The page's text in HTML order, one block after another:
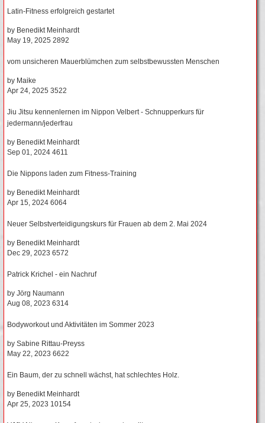
Latin-Fitness erfolgreich gestartet
by Benedikt Meinhardt
May 19, 2025 2892
vom unsicheren Mauerblümchen zum selbstbewussten Menschen
by Maike
Apr 24, 2025 3522
Jiu Jitsu kennenlernen im Nippon Velbert - Schnupperkurs für
jedermann/jederfrau
by Benedikt Meinhardt
Sep 01, 2024 4611
Die Nippons laden zum Fitness-Training
by Benedikt Meinhardt
Apr 15, 2024 6064
Neuer Selbstverteidigungskurs für Frauen ab dem 2. Mai 2024
by Benedikt Meinhardt
Dec 29, 2023 6572
Patrick Krichel - ein Nachruf
by Jörg Naumann
Aug 08, 2023 6314
Bodyworkout und Aktivitäten im Sommer 2023
by Sabine Rittau-Preyss
May 22, 2023 6622
Ein Baum, der zu schnell wächst, hat schlechtes Holz.
by Benedikt Meinhardt
Apr 25, 2023 10154